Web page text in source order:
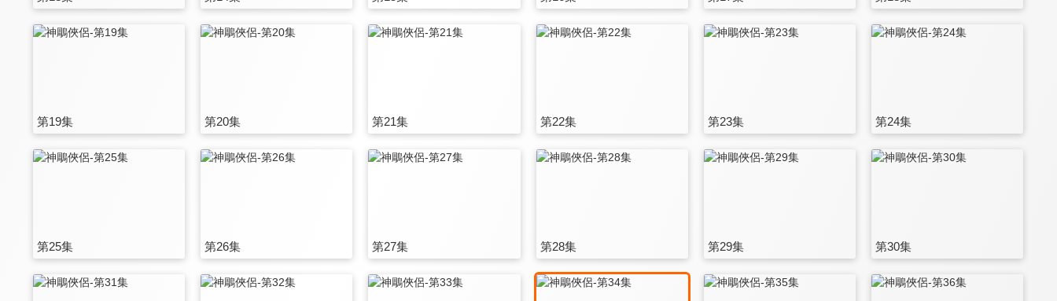
第19集 第20集 第21集 第22集 第23集 第24集
第25集 第26集 第27集 第28集 第29集 第30集